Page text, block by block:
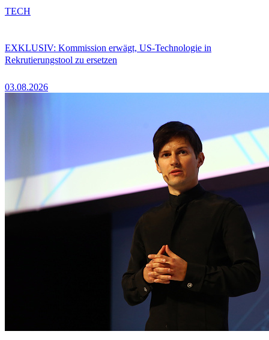
EXKLUSIV: Kommission erwägt, US-Technologie in
Rekrutierungstool zu ersetzen
03.08.2026
TECH